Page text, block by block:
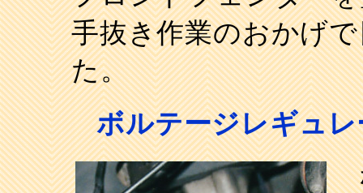
手抜き作業のおかげ
た。
ボルテージレギュ